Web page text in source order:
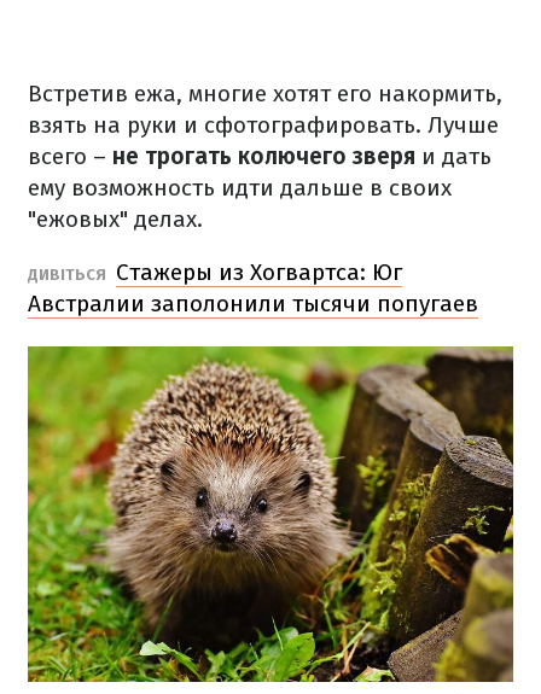
Встретив ежа, многие хотят его накормить,
взять на руки и сфотографировать. Лучше
всего – не трогать колючего зверя и дать
ему возможность идти дальше в своих
"ежовых" делах.
ДИВІТЬСЯ
Стажеры из Хогвартса: Юг
Австралии заполонили тысячи попугаев